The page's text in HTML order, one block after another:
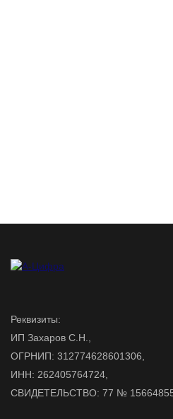
Реквизиты:
ИП Захаров С.Н.,
ОГРНИП: 312774628601306,
ИНН: 262405764724,
СВИДЕТЕЛЬСТВО: 77 № 15664855